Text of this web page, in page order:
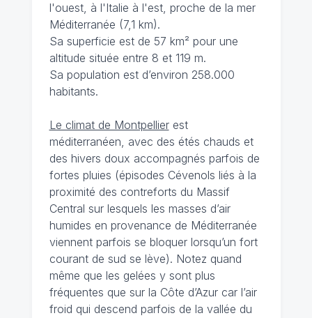
l'ouest, à l'Italie à l'est, proche de la mer
Méditerranée (7,1 km).
Sa superficie est de 57 km² pour une
altitude située entre 8 et 119 m.
Sa population est d’environ 258.000
habitants.
Le climat de Montpellierest
méditerranéen, avec des étés chauds et
des hivers doux accompagnés parfois de
fortes pluies (épisodes Cévenols liés à la
proximité des contreforts du Massif
Central sur lesquels les masses d’air
humides en provenance de Méditerranée
viennent parfois se bloquer lorsqu’un fort
courant de sud se lève). Notez quand
même que les gelées y sont plus
fréquentes que sur la Côte d’Azur car l’air
froid qui descend parfois de la vallée du